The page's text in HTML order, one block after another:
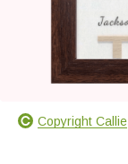
Copyright Callie